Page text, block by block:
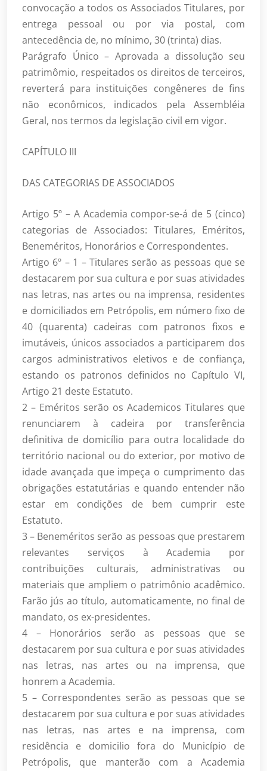
convocação a todos os Associados Titulares, por
entrega pessoal ou por via postal, com
antecedência de, no mínimo, 30 (trinta) dias.
Parágrafo Único – Aprovada a dissolução seu
patrimômio, respeitados os direitos de terceiros,
reverterá para instituições congêneres de fins
não econômicos, indicados pela Assembléia
Geral, nos termos da legislação civil em vigor.
CAPÍTULO III
DAS CATEGORIAS DE ASSOCIADOS
Artigo 5º – A Academia compor-se-á de 5 (cinco)
categorias de Associados: Titulares, Eméritos,
Beneméritos, Honorários e Correspondentes.
Artigo 6º – 1 – Titulares serão as pessoas que se
destacarem por sua cultura e por suas atividades
nas letras, nas artes ou na imprensa, residentes
e domiciliados em Petrópolis, em número fixo de
40 (quarenta) cadeiras com patronos fixos e
imutáveis, únicos associados a participarem dos
cargos administrativos eletivos e de confiança,
estando os patronos definidos no Capítulo VI,
Artigo 21 deste Estatuto.
2 – Eméritos serão os Academicos Titulares que
renunciarem à cadeira por transferência
definitiva de domicílio para outra localidade do
território nacional ou do exterior, por motivo de
idade avançada que impeça o cumprimento das
obrigações estatutárias e quando entender não
estar em condições de bem cumprir este
Estatuto.
3 – Beneméritos serão as pessoas que prestarem
relevantes serviços à Academia por
contribuições culturais, administrativas ou
materiais que ampliem o patrimônio acadêmico.
Farão jús ao título, automaticamente, no final de
mandato, os ex-presidentes.
4 – Honorários serão as pessoas que se
destacarem por sua cultura e por suas atividades
nas letras, nas artes ou na imprensa, que
honrem a Academia.
5 – Correspondentes serão as pessoas que se
destacarem por sua cultura e por suas atividades
nas letras, nas artes e na imprensa, com
residência e domicilio fora do Município de
Petrópolis, que manterão com a Academia